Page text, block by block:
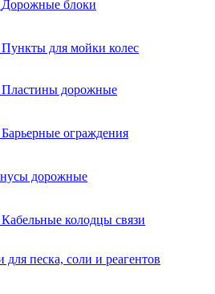
Дорожные блоки
Пункты для мойки колес
Пластины дорожные
Барьерные ограждения
дорожные
Кабельные колодцы связи
песка, соли и реагентов